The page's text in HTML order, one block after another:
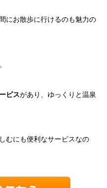
にお散歩に行けるのも魅力の
ビスがあり、ゆっくりと温泉
むにも便利なサービスなの